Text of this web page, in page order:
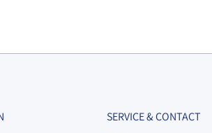
SERVICE & CONTACT